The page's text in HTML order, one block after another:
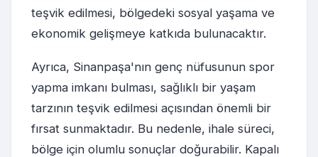
teşvik edilmesi, bölgedeki sosyal yaşama ve
ekonomik gelişmeye katkıda bulunacaktır.
Ayrıca, Sinanpaşa'nın genç nüfusunun spor
yapma imkanı bulması, sağlıklı bir yaşam
tarzının teşvik edilmesi açısından önemli bir
fırsat sunmaktadır. Bu nedenle, ihale süreci,
bölge için olumlu sonuçlar doğurabilir. Kapalı